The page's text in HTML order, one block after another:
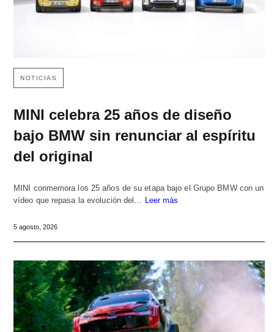
NOTICIAS
MINI celebra 25 años de diseño
bajo BMW sin renunciar al espíritu
del original
MINI conmemora los 25 años de su etapa bajo el Grupo BMW con un
vídeo que repasa la evolución del… Leer más
5 agosto, 2026